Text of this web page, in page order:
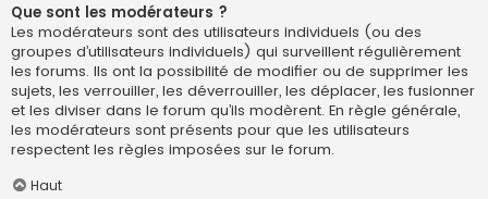
Que sont les modérateurs ?
Les modérateurs sont des utilisateurs individuels (ou des
groupes d’utilisateurs individuels) qui surveillent régulièrement
les forums. Ils ont la possibilité de modifier ou de supprimer les
sujets, les verrouiller, les déverrouiller, les déplacer, les fusionner
et les diviser dans le forum qu’ils modèrent. En règle générale,
les modérateurs sont présents pour que les utilisateurs
respectent les règles imposées sur le forum.
Haut